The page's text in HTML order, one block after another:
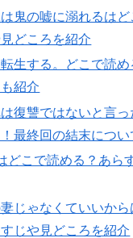
鬼の嘘に溺れるは
どころを紹介
生する。どこで読
紹介
復讐ではないと言っ
最終回の結末につい
どこで読める？あら
じゃなくていいか
じや見どころを紹介